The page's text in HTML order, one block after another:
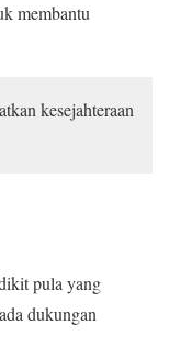
membantu
kesejahteraan
pula yang
dukungan